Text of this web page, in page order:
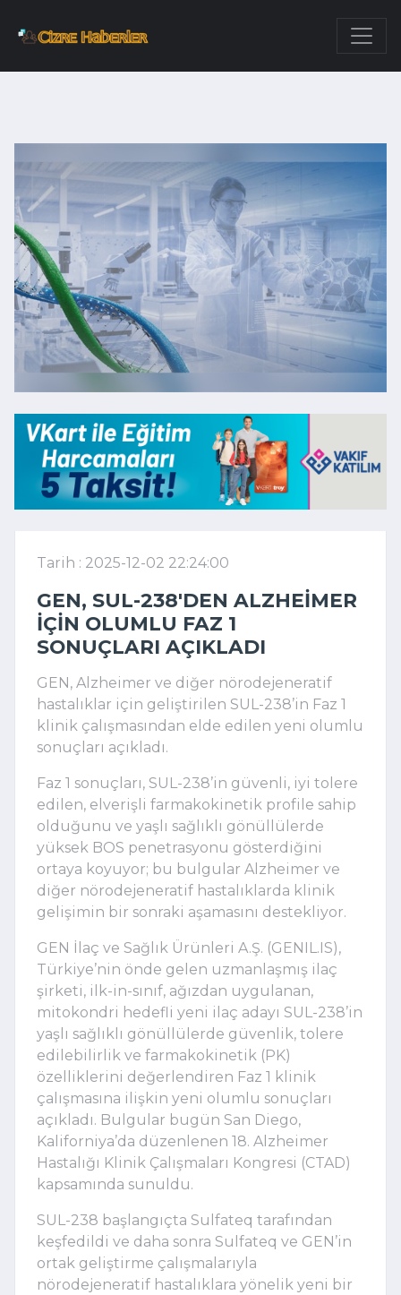
Tarih : 2025-12-02 22:24:00
GEN, SUL-238'DEN ALZHEIMER
IÇIN OLUMLU FAZ 1
SONUÇLARI AÇIKLADI
GEN, Alzheimer ve diğer nörodejeneratif
hastalıklar için geliştirilen SUL-238’in Faz 1
klinik çalışmasından elde edilen yeni olumlu
sonuçları açıkladı.
Faz 1 sonuçları, SUL-238’in güvenli, iyi tolere
edilen, elverişli farmakokinetik profile sahip
olduğunu ve yaşlı sağlıklı gönüllülerde
yüksek BOS penetrasyonu gösterdiğini
ortaya koyuyor; bu bulgular Alzheimer ve
diğer nörodejeneratif hastalıklarda klinik
gelişimin bir sonraki aşamasını destekliyor.
GEN İlaç ve Sağlık Ürünleri A.Ş. (GENIL.IS),
Türkiye’nin önde gelen uzmanlaşmış ilaç
şirketi, ilk-in-sınıf, ağızdan uygulanan,
mitokondri hedefli yeni ilaç adayı SUL-238’in
yaşlı sağlıklı gönüllülerde güvenlik, tolere
edilebilirlik ve farmakokinetik (PK)
özelliklerini değerlendiren Faz 1 klinik
çalışmasına ilişkin yeni olumlu sonuçları
açıkladı. Bulgular bugün San Diego,
Kaliforniya’da düzenlenen 18. Alzheimer
Hastalığı Klinik Çalışmaları Kongresi (CTAD)
kapsamında sunuldu.
SUL-238 başlangıçta Sulfateq tarafından
keşfedildi ve daha sonra Sulfateq ve GEN’in
ortak geliştirme çalışmalarıyla
nörodejeneratif hastalıklara yönelik yeni bir